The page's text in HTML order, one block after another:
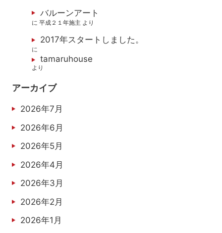
バルーンアート
に平成２１年施主 より
2017年スタートしました。
に
tamaruhouse
より
アーカイブ
2026年7月
2026年6月
2026年5月
2026年4月
2026年3月
2026年2月
2026年1月